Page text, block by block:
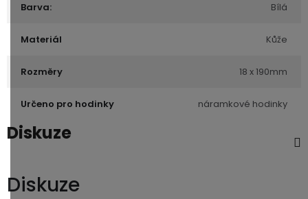
Barva: Bílá
Materiál Kůže
Rozměry 18 x 190mm
Určeno pro hodinky náramkové hodinky
Diskuze
Diskuze